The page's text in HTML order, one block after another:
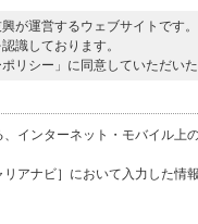
が運営するウェブサイトです
識しております。
リシー」に同意していただい
インターネット・モバイル
アナビ］において入力した情